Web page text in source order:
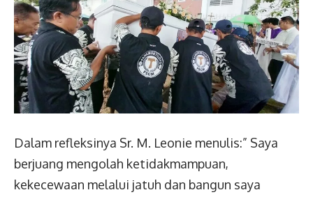
Dalam refleksinya Sr. M. Leonie menulis:” Saya
berjuang mengolah ketidakmampuan,
kekecewaan melalui jatuh dan bangun saya